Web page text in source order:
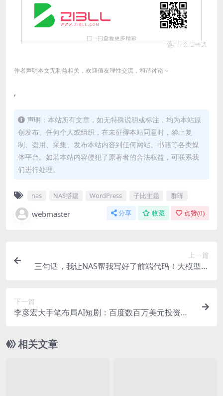
作者声明本文无利益相关，欢迎值友理性交流，和谐讨论～
,
声明：本站所有文章，如无特殊说明或标注，均为本站原
创发布。任何个人或组织，在未征得本站同意时，禁止复
制、盗用、采集、发布本站内容到任何网站、书籍等各类媒
体平台。如若本站内容侵犯了原著者的合法权益，可联系我
们进行处理。
nas NAS搭建 WordPress 子比主题 群晖
webmaster 分享 收藏 点赞(0)
上一篇
三句话，我让NAS帮我写好了前端代码！大模型的
下一篇
李彦宏大手笔布局AI短剧：百度数百万美元投资井
相关文章